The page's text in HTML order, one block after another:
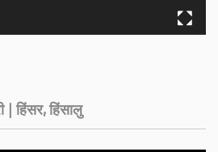
| हिंसर, हिंसालु